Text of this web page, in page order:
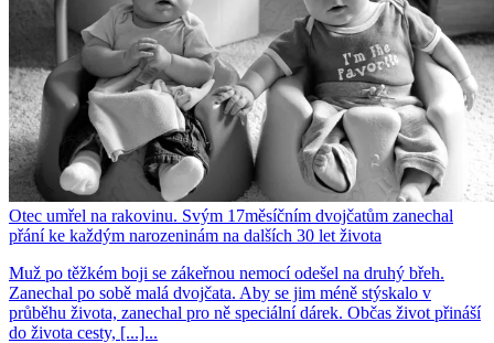
Otec umřel na rakovinu. Svým 17měsíčním dvojčatům zanechal
přání ke každým narozeninám na dalších 30 let života
Muž po těžkém boji se zákeřnou nemocí odešel na druhý břeh.
Zanechal po sobě malá dvojčata. Aby se jim méně stýskalo v
průběhu života, zanechal pro ně speciální dárek. Občas život přináší
do života cesty, [...]...